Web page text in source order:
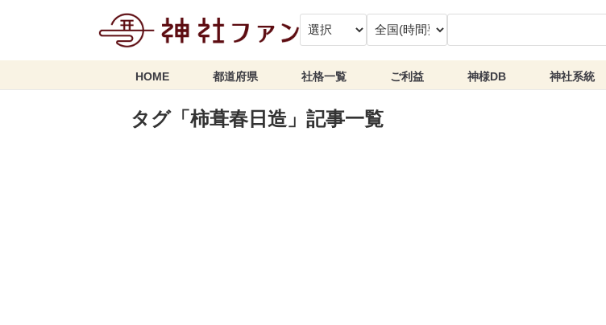
HOME 都道府県 社格一覧 ご利益 神様DB 神社系統
タグ「柿葺春日造」記事一覧